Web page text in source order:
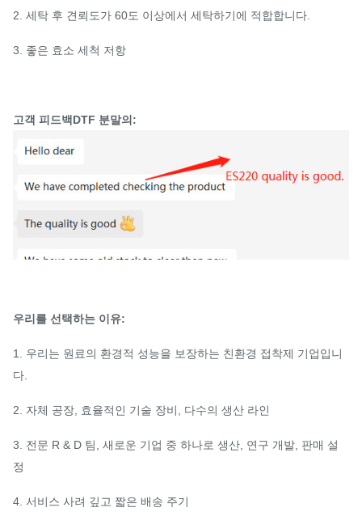
2. 세탁 후 견뢰도가 60도 이상에서 세탁하기에 적합합니다.
3. 좋은 효소 세척 저항
고객 피드백DTF 분말의 :
우리를 선택하는 이유:
1. 우리는 원료의 환경적 성능을 보장하는 친환경 접착제 기업입니
다.
2. 자체 공장, 효율적인 기술 장비, 다수의 생산 라인
3. 전문 R & D 팀, 새로운 기업 중 하나로 생산, 연구 개발, 판매 설
정
4. 서비스 사려 깊고 짧은 배송 주기